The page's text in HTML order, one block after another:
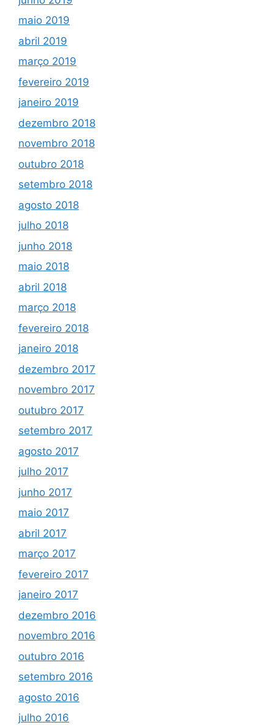
maio 2019
abril 2019
março 2019
fevereiro 2019
janeiro 2019
dezembro 2018
novembro 2018
outubro 2018
setembro 2018
agosto 2018
julho 2018
junho 2018
maio 2018
abril 2018
março 2018
fevereiro 2018
janeiro 2018
dezembro 2017
novembro 2017
outubro 2017
setembro 2017
agosto 2017
julho 2017
junho 2017
maio 2017
abril 2017
março 2017
fevereiro 2017
janeiro 2017
dezembro 2016
novembro 2016
outubro 2016
setembro 2016
agosto 2016
julho 2016